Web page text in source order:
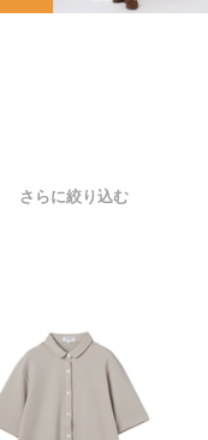
さらに絞り込む